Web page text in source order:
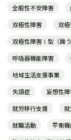
全般性不安障害
双極性障害
双
双極性障害Ⅰ型（躁う
呼吸器機能障害
地域生活支援事業
失語症
妄想性
就労移行支援
就職活動
平衡